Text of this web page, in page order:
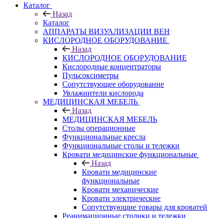
Каталог
Назад
Каталог
АППАРАТЫ ВИЗУАЛИЗАЦИИ ВЕН
КИСЛОРОДНОЕ ОБОРУДОВАНИЕ
Назад
КИСЛОРОДНОЕ ОБОРУДОВАНИЕ
Кислородные концентраторы
Пульсоксиметры
Сопутствующее оборудование
Увлажнители кислорода
МЕДИЦИНСКАЯ МЕБЕЛЬ
Назад
МЕДИЦИНСКАЯ МЕБЕЛЬ
Столы операционные
Функциональные кресла
Функциональные столы и тележки
Кровати медицинские функциональные
Назад
Кровати медицинские
функциональные
Кровати механические
Кровати электрические
Сопутствующие товары для кроватей
Реанимационные столики и тележки